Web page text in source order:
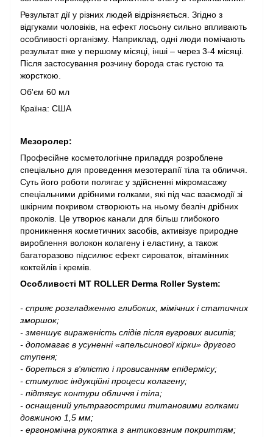
Результат дії у різних людей відрізняється. Згідно з
відгуками чоловіків, на ефект лосьону сильно впливають
особливості організму. Наприклад, одні люди помічають
результат вже у першому місяці, інші – через 3-4 місяці.
Після застосування розчину борода стає густою та
жорсткою.
Об'єм 60 мл
Країна: США
Мезоролер:
Професійне косметологічне приладдя розроблене
спеціально для проведення мезотерапії тіла та обличчя.
Суть його роботи полягає у здійсненні мікромасажу
спеціальними дрібними голками, які під час взаємодії зі
шкірним покривом створюють на ньому безліч дрібних
проколів. Це утворює канали для більш глибокого
проникнення косметичних засобів, активізує природне
вироблення волокон колагену і еластину, а також
багаторазово підсилює ефект сироваток, вітамінних
коктейлів і кремів.
Особливості MT ROLLER Derma Roller System:
- сприяє розгладженню глибоких, мімічних і статичних
зморшок;
- зменшує вираженість слідів після вугрових висипів;
- допомагає в усуненні «апельсинової кірки» другого
ступеня;
- бореться з в'ялістю і провисанням епідермісу;
- стимулює індукційні процеси колагену;
- підтягує контури обличчя і тіла;
- оснащений ультрагострими титановими голками
довжиною 1,5 мм;
- ергономічна рукоятка з антиковзним покриттям;